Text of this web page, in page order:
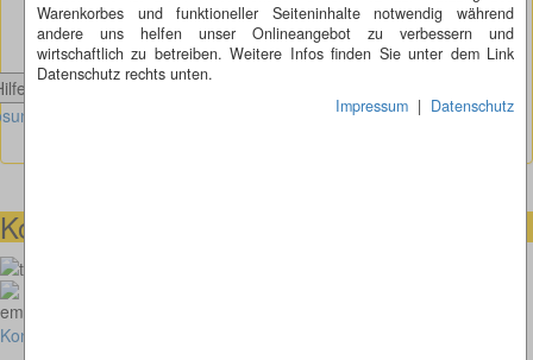
Warenkorbes und funktioneller Seiteninhalte notwendig während
andere uns helfen unser Onlineangebot zu verbessern und
wirtschaftlich zu betreiben. Weitere Infos finden Sie unter dem Link
Datenschutz rechts unten.
Impressum | Datenschutz
anzeigen
Fotorätsel 167 anzeigen
Kontaktmöglichkeiten
Kontakt